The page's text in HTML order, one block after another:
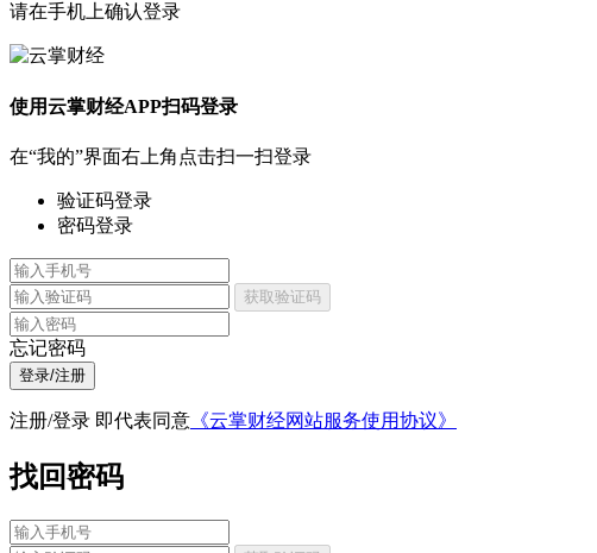
请在手机上确认登录
使用云掌财经APP扫码登录
在“我的”界面右上角点击扫一扫登录
验证码登录
密码登录
获取验证码
忘记密码
登录/注册
注册/登录 即代表同意 《云掌财经网站服务使用协议》
找回密码